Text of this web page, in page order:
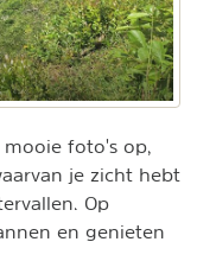
mooie foto's op,
je zicht hebt
Op
en genieten